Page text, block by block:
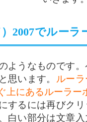
2007でルー
ようなものです
思います。
ルー
上にあるルーラー
するには再びク
白い部分は文章